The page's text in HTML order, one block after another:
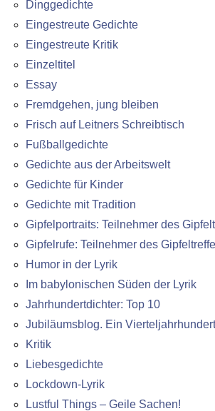
Dinggedichte
Eingestreute Gedichte
Eingestreute Kritik
Einzeltitel
Essay
Fremdgehen, jung bleiben
Frisch auf Leitners Schreibtisch
Fußballgedichte
Gedichte aus der Arbeitswelt
Gedichte für Kinder
Gedichte mit Tradition
Gipfelportraits: Teilnehmer des
Gipfelrufe: Teilnehmer des
Humor in der Lyrik
Im babylonischen Süden der Lyrik
Jahrhundertdichter: Top 10
Jubiläumsblog. Ein
Kritik
Liebesgedichte
Lockdown-Lyrik
Lustful Things – Geile Sachen!